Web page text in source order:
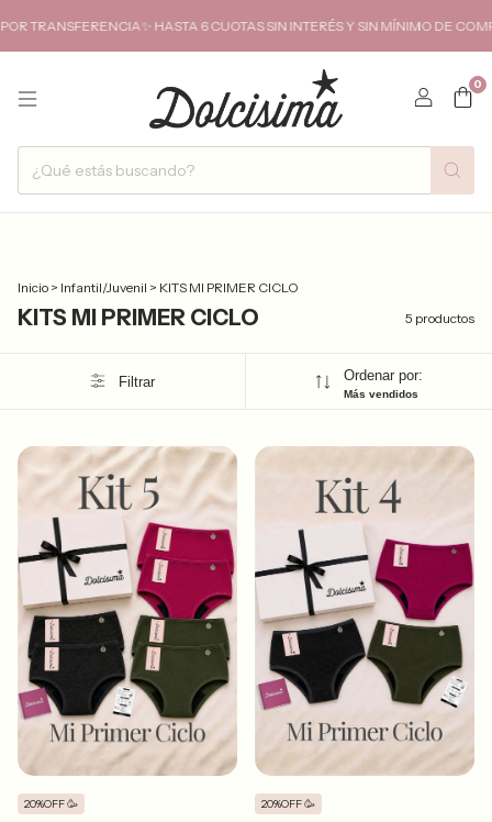
TRANSFERENCIA✨ HASTA 6 CUOTAS SIN INTERÉS Y SIN MÍNIMO DE
0
Inicio > Infantil/Juvenil > KITS MI PRIMER CICLO
KITS MI PRIMER CICLO 5 productos
Filtrar Ordenar por:
Más vendidos
20%OFF 🥳 20%OFF 🥳